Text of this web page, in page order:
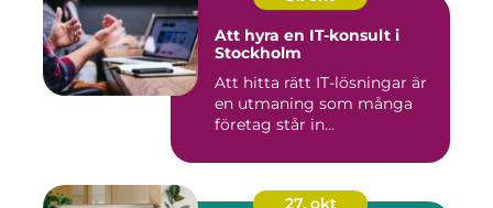
Att hyra en IT-konsult i
Stockholm
Att hitta rätt IT-lösningar är
en utmaning som många
företag står in...
27. okt